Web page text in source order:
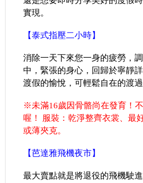
實現。
【泰式指壓二小時】
消除一天下來您一身的疲勞，
中，緊張的身心，回歸於寧靜
渡假的愉悅，可輕鬆自在的渡過
※未滿16歲因骨骼尚在發育！
喔！ 服裝：乾淨整齊衣裳、最
或薄夾克。
【芭達雅飛機夜市】
最大賣點就是將退役的飛機駛